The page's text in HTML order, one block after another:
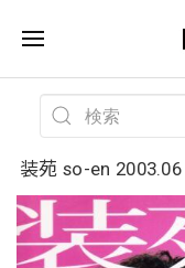
装苑 so-en 2003.06